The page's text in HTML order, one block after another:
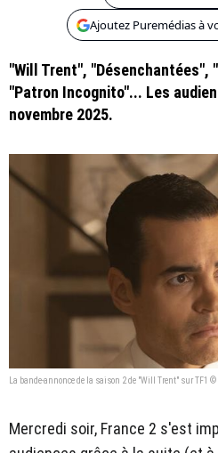
Ajoutez Puremédias à
"Will Trent", "Désenchantées",
"Patron Incognito"... Les
novembre 2025.
La bande-annonce de la saison 2 de "Will Trent" sur TF1 ©
Mercredi soir, France 2 s'est